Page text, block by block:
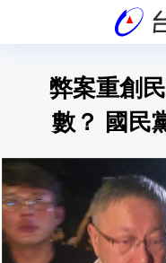
弊案重創
數？ 國民